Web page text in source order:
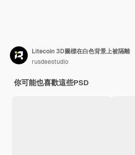
Litecoin 3D圖標在白色背景上被隔離
rusdeestudio
你可能也喜歡這些PSD